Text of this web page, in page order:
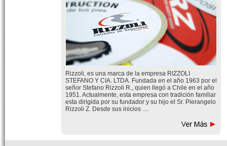
Rizzoli, es una marca de la empresa RIZZOLI
STEFANO Y CIA. LTDA. Fundada en el año 1963 por el
señor Stefano Rizzoli R., quien llegó a Chile en el año
1951. Actualmente, esta empresa con tradición familiar
esta dirigida por su fundador y su hijo el Sr. Pierangelo
Rizzoli Z. Desde sus inicios ....